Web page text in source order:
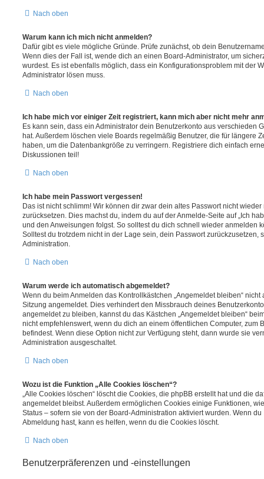
Nach oben
Warum kann ich mich nicht anmelden?
Dafür gibt es viele mögliche Gründe. Prüfe zunächst, ob dein
Wenn dies der Fall ist, wende dich an einen Board-Administrator, um
wurdest. Es ist ebenfalls möglich, dass ein Konfigurationsproblem mit der
Administrator lösen muss.
Nach oben
Ich habe mich vor einiger Zeit registriert, kann mich aber nicht mehr
Es kann sein, dass ein Administrator dein Benutzerkonto aus verschieden
hat. Außerdem löschen viele Boards regelmäßig Benutzer, die für längere
haben, um die Datenbankgröße zu verringern. Registriere dich einfach
Diskussionen teil!
Nach oben
Ich habe mein Passwort vergessen!
Das ist nicht schlimm! Wir können dir zwar dein altes Passwort nicht
zurücksetzen. Dies machst du, indem du auf der Anmelde-Seite auf „Ich
und den Anweisungen folgst. So solltest du dich schnell wieder anmelden
Solltest du trotzdem nicht in der Lage sein, dein Passwort zurückzusetzen,
Administration.
Nach oben
Warum werde ich automatisch abgemeldet?
Wenn du beim Anmelden das Kontrollkästchen „Angemeldet bleiben“
Sitzung angemeldet. Dies verhindert den Missbrauch deines
angemeldet zu bleiben, kannst du das Kästchen „Angemeldet bleiben“
nicht empfehlenswert, wenn du dich an einem öffentlichen Computer, zum
befindest. Wenn diese Option nicht zur Verfügung steht, dann wurde sie
Administration ausgeschaltet.
Nach oben
Wozu ist die Funktion „Alle Cookies löschen“?
„Alle Cookies löschen“ löscht die Cookies, die phpBB erstellt hat und die
angemeldet bleibst. Außerdem ermöglichen Cookies einige Funktionen,
Status – sofern sie von der Board-Administration aktiviert wurden. Wenn
Abmeldung hast, kann es helfen, wenn du die Cookies löscht.
Nach oben
Benutzerpräferenzen und -einstellungen